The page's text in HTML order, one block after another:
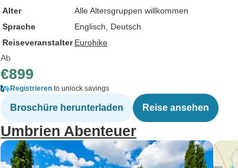
Alter
Alle Altersgruppen willkommen
Sprache
Englisch, Deutsch
Reiseveranstalter Eurohike
Ab
€899
Registrieren to unlock savings
Broschüre herunterladen Reise ansehen
Umbrien Abenteuer